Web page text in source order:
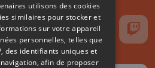
sur Instagram
Suivez-nous sur TikTokSuivez-nous sur YouTube
Suivez-nous
utilisons des cookies
similaires pour stocker et
sur votre appareil
personnelles, telles que
des identifiants uniques et
afin de proposer